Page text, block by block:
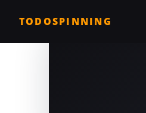
TODOSPINNING